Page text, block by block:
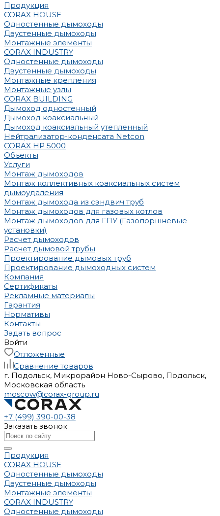
Продукция
CORAX HOUSE
Одностенные дымоходы
Двустенные дымоходы
Монтажные элементы
CORAX INDUSTRY
Одностенные дымоходы
Двустенные дымоходы
Монтажные крепления
Монтажные узлы
CORAX BUILDING
Дымоход одностенный
Дымоход коаксиальный
Дымоход коаксиальный утепленный
Нейтрализатор-конденсата Netcon
CORAX HP 5000
Объекты
Услуги
Монтаж дымоходов
Монтаж коллективных коаксиальных систем
дымоудаления
Монтаж дымохода из сэндвич труб
Монтаж дымоходов для газовых котлов
Монтаж дымоходов для ГПУ (Газопоршневые
установки)
Расчет дымоходов
Расчет дымовой трубы
Проектирование дымовых труб
Проектирование дымоходных систем
Компания
Сертификаты
Рекламные материалы
Гарантия
Нормативы
Контакты
Задать вопрос
Войти
Отложенные
Сравнение товаров
г. Подольск, Микрорайон Ново-Сырово, Подольск,
Московская область
moscow@corax-group.ru
+7 (499) 390-00-38
Заказать звонок
Продукция
CORAX HOUSE
Одностенные дымоходы
Двустенные дымоходы
Монтажные элементы
CORAX INDUSTRY
Одностенные дымоходы